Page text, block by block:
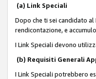
(a) Link Speciali
Dopo che ti sei candidato
rendicontazione, e
I Link Speciali devono
(b) Requisiti Generali
I Link Speciali potrebbero